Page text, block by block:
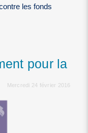
les fonds
pour la
Mercredi 24 février 2016